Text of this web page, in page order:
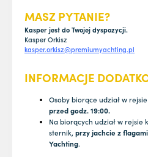
MASZ PYTANIE?
Kasper jest do Twojej dyspozycji.
Kasper Orkisz
kasper.orkisz@premiumyachting.pl
INFORMACJE
Osoby biorące udział w
przed godz. 19:00.
Na biorących udział w rejsie
sternik, przy jachcie z
Yachting.